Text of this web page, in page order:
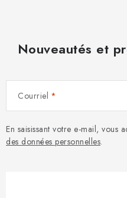
Nouveautés et
Courriel
En saisissant votre e-mail, vous
des données personnelles.